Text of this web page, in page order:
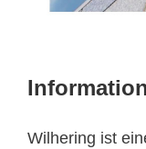
Wilhering ist